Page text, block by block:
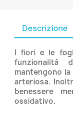
Descrizione
I fiori e le
funzionalità
mantengono
arteriosa.
benessere
ossidativo.